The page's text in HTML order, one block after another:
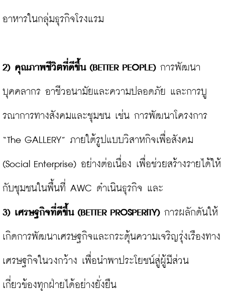
อาหารในกลุ่มธุรกิจโรงแรม
2) คุณภาพชีวิตที่ดีขึ้น (BETTER PEOPLE) การพัฒนา
บุคคลากร อาชีวอนามัยและความปลอดภัย และการบู
รณาการทางสังคมและชุมชน เช่น การพัฒนาโครงการ
“The GALLERY” ภายใต้รูปแบบวิสาหกิจเพื่อสังคม
(Social Enterprise) อย่างต่อเนื่อง เพื่อช่วยสร้างรายได้ให้
3) เศรษฐกิจที่ดีขึ้น (BETTER PROSPERITY) การผลักดันให้
เกิดการพัฒนาเศรษฐกิจและกระตุ้นความเจริญรุ่งเรืองทาง
เศรษฐกิจในวงกว้าง เพื่อนำพาประโยชน์สู่ผู้มีส่วน
เกี่ยวข้องทุกฝ่ายได้อย่างยั่งยืน